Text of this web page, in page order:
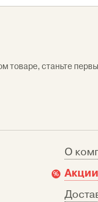
товаре, станьте
О